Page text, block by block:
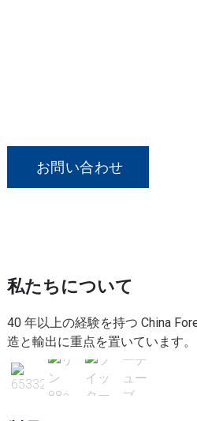
お問い合わせ
私たちについて
40 年以上の経験を持つ China
造と輸出に重点を置いています。